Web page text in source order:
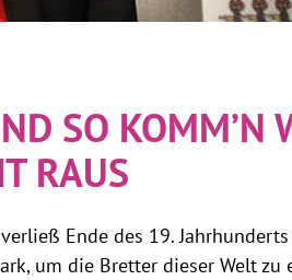
SO KOMM’N
RAUS
Ende des 19.
um die Bretter dieser Welt zu